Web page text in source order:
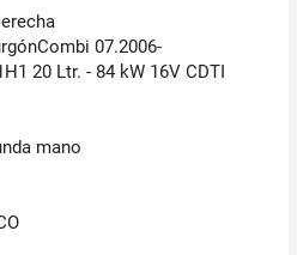
07.2006-
20 Ltr. - 84 kW 16V CDTI
mano